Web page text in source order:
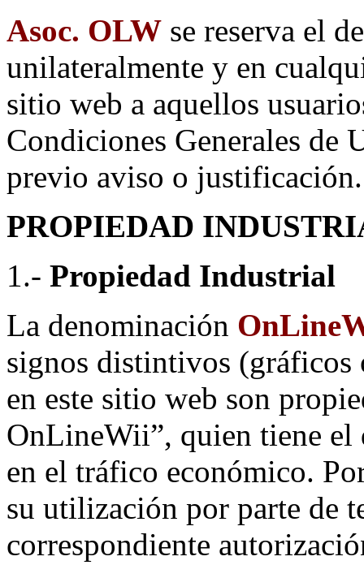
Asoc. OLW se reserva el
unilateralmente y en
sitio web a aquellos
Condiciones Generales de
previo aviso o justificación.
PROPIEDAD
1.- Propiedad Industrial
La denominación
signos distintivos (gráficos
en este sitio web son
OnLineWii”, quien tiene
en el tráfico económico.
su utilización por parte de
correspondiente